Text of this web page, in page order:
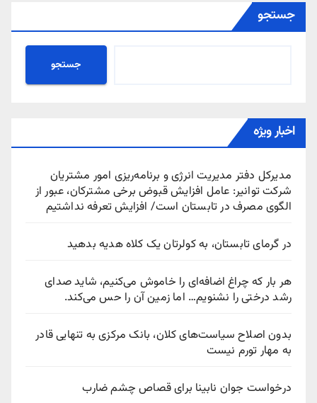
جستجو
جستجو
اخبار ویژه
مدیرکل دفتر مدیریت انرژی و برنامه‌ریزی امور مشتریان
شرکت توانیر: عامل افزایش قبوض برخی مشترکان، عبور از
الگوی مصرف در تابستان است/ افزایش تعرفه نداشتیم
در گرمای تابستان، به کولرتان یک کلاه هدیه بدهید
هر بار که چراغ اضافه‌ای را خاموش می‌کنیم، شاید صدای
رشد درختی را نشنویم… اما زمین آن را حس می‌کند.
بدون اصلاح سیاست‌های کلان، بانک مرکزی به تنهایی قادر
به مهار تورم نیست
درخواست جوان نابینا برای قصاص چشم ضارب